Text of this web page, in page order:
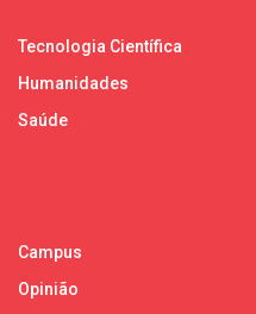
Tecnologia Científica
Humanidades
Saúde
Campus
Opinião